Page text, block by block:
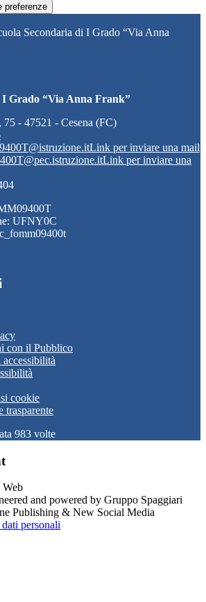
preferenze
Secondaria di I Grado “Via Anna
I Grado “Via Anna Frank”
- 47521 - Cesena (FC)
Link per inviare una mail
Link per inviare una
UFNY0C
con il Pubblico
cookie
trasparente
983 volte
and powered by Gruppo Spaggiari
Publishing & New Social Media
personali